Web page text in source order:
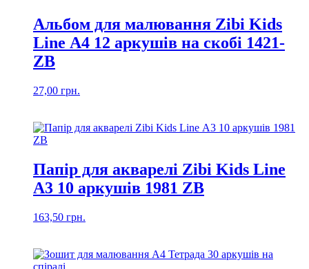
Альбом для малювання Zibi Kids
Line А4 12 аркушів на скобі 1421-
ZB
27,00 грн.
Папір для акварелі Zibi Kids Line
А3 10 аркушів 1981 ZB
163,50 грн.